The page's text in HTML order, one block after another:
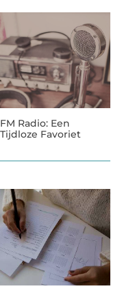
FM Radio: Een
Tijdloze Favoriet